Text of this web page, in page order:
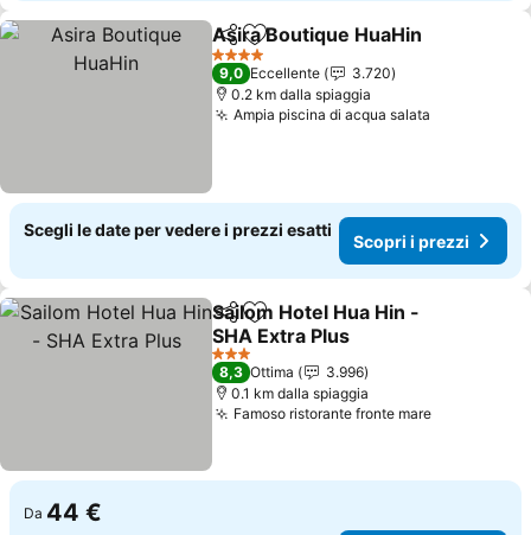
CondividiAggiungi ai preferiti
Asira Boutique HuaHin
4 Stelle
9,0 Eccellente
3.720
0.2 km dalla spiaggia
Ampia piscina di acqua salata
Scegli le date per vedere i prezzi esatti
Scopri i prezzi
CondividiAggiungi ai preferiti
Sailom Hotel Hua Hin -
SHA Extra Plus
3 Stelle
8,3 Ottima
3.996
0.1 km dalla spiaggia
Famoso ristorante fronte mare
Da 44 €